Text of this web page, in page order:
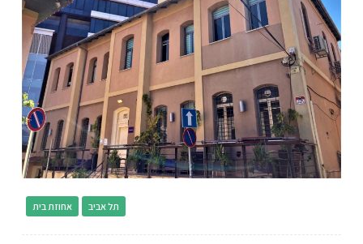
אחוזת בית תל אביב